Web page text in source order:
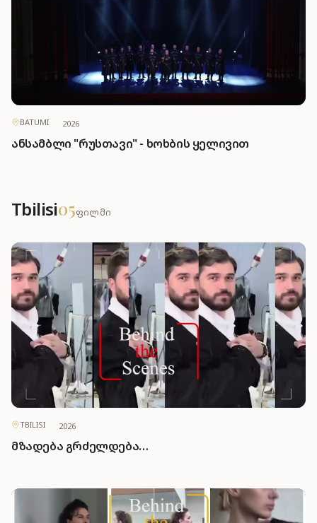
BATUMI · 2026
ანსამბლი "რუსთავი" - ხოხბის ყელივით
Tbilisi05ფილმი
TBILISI · 2026
მზადება გრძელდება…